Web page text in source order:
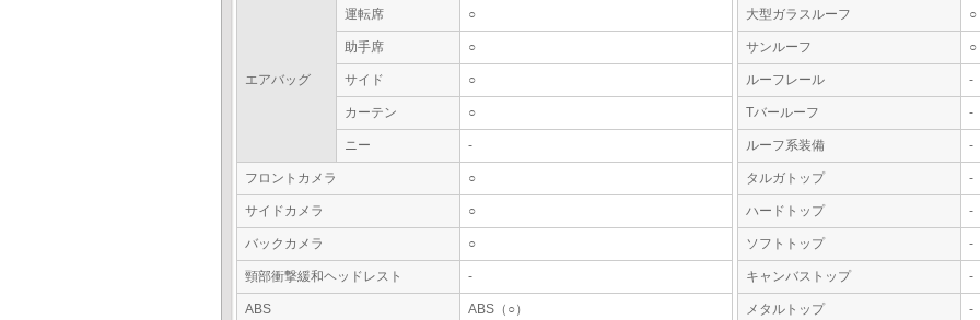
エアバッグ
運転席 ○
助手席 ○
サイド ○
カーテン ○
ニー -
フロントカメラ ○
サイドカメラ ○
バックカメラ ○
頸部衝撃緩和ヘッドレスト -
ABS ABS（○）
大型ガラスルーフ ○
サンルーフ ○
ルーフレール -
Tバールーフ -
ルーフ系装備 -
タルガトップ -
ハードトップ -
ソフトトップ -
キャンバストップ -
メタルトップ -